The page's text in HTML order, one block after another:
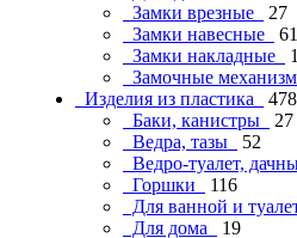
Замки врезные
27
Замки навесные
61
Замки накладные
Замочные
Изделия из пластика
478
Баки, канистры
27
Ведра, тазы
52
Ведро-туалет,
Горшки
116
Для ванной и
Для дома
19